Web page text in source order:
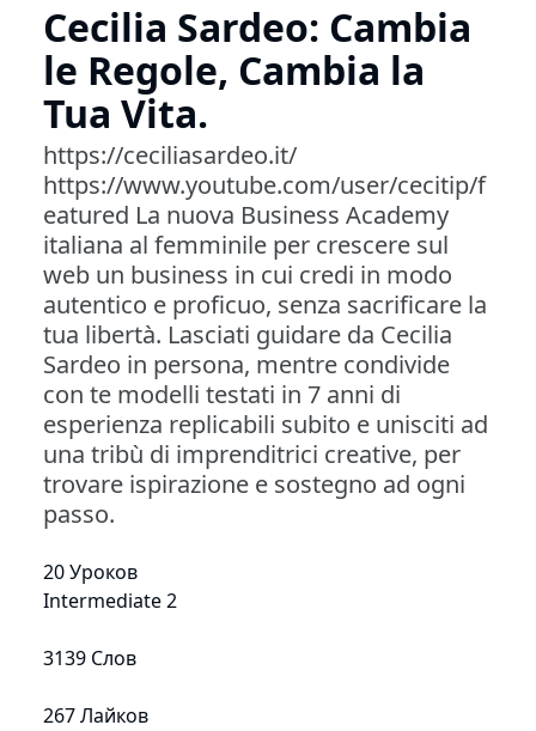
Cecilia Sardeo: Cambia
le Regole, Cambia la
Tua Vita.
https://ceciliasardeo.it/
https://www.youtube.com/user/cecitip/f
eatured La nuova Business Academy
italiana al femminile per crescere sul
web un business in cui credi in modo
autentico e proficuo, senza sacrificare la
tua libertà. Lasciati guidare da Cecilia
Sardeo in persona, mentre condivide
con te modelli testati in 7 anni di
esperienza replicabili subito e unisciti ad
una tribù di imprenditrici creative, per
trovare ispirazione e sostegno ad ogni
passo.
20 Уроков
Intermediate 2
3139 Слов
267 Лайков